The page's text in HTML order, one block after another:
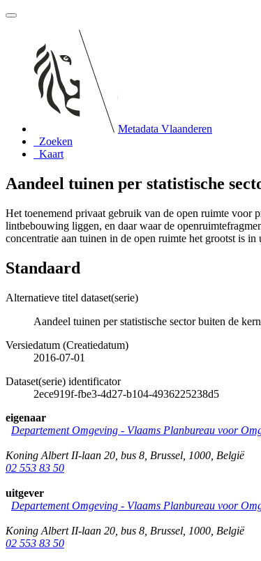
Metadata Vlaanderen
Zoeken
Kaart
Aandeel tuinen per statistische
Het toenemend privaat gebruik van de open ruimte voor
lintbebouwing liggen, en daar waar de
concentratie aan tuinen in de open ruimte het grootst is
Standaard
Alternatieve titel dataset(serie)
Aandeel tuinen per statistische sector buiten de
Versiedatum (Creatiedatum)
2016-07-01
Dataset(serie) identificator
2ece919f-fbe3-4d27-b104-4936225238d5
eigenaar
Departement Omgeving - Vlaams Planbureau voor
Koning Albert II-laan 20, bus 8 Brussel 1000 België
02 553 83 50
uitgever
Departement Omgeving - Vlaams Planbureau voor
Koning Albert II-laan 20, bus 8 Brussel 1000 België
02 553 83 50